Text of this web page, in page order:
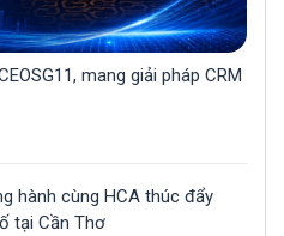
mang giải pháp CRM
hành cùng HCA thúc đẩy
tại Cần Thơ